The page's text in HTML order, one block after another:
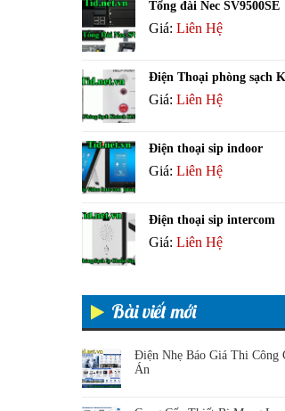
Tổng đài Nec SV9500SE
Giá: Liên Hệ
Điện Thoại phòng sạch
Giá: Liên Hệ
Điện thoại sip indoor
Giá: Liên Hệ
Điện thoại sip intercom
Giá: Liên Hệ
Bài viết mới
Điện Nhẹ Báo Giá Thi Công
Án